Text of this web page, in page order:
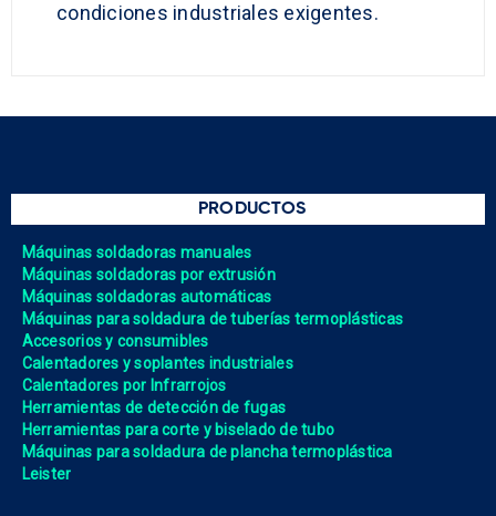
condiciones industriales exigentes.
PRODUCTOS
Máquinas soldadoras manuales
Máquinas soldadoras por extrusión
Máquinas soldadoras automáticas
Máquinas para soldadura de tuberías termoplásticas
Accesorios y consumibles
Calentadores y soplantes industriales
Calentadores por Infrarrojos
Herramientas de detección de fugas
Herramientas para corte y biselado de tubo
Máquinas para soldadura de plancha termoplástica
Leister